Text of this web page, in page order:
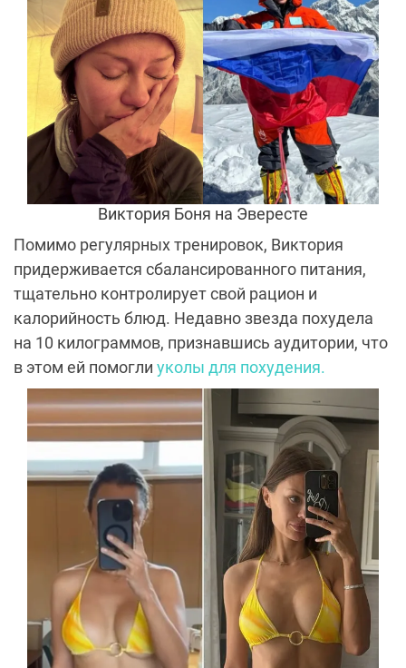
Виктория Боня на Эвересте
Помимо регулярных тренировок, Виктория
придерживается сбалансированного питания,
тщательно контролирует свой рацион и
калорийность блюд. Недавно звезда похудела
на 10 килограммов, признавшись аудитории, что
в этом ей помогли уколы для похудения.